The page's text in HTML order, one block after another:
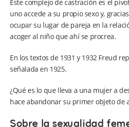
Este complejo de castración es el
uno accede a su propio sexo y,
ocupar su lugar de pareja en la
acoger al niño que ahí se procrea.
En los textos de 1931 y 1932 Freud
señalada en 1925.
¿Qué es lo que lleva a una mujer a
hace abandonar su primer objeto de
Sobre la sexualidad